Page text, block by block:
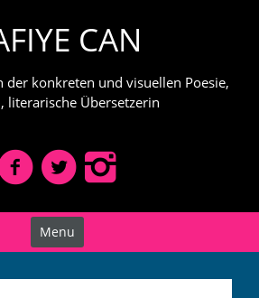
CAN
konkreten und visuellen Poesie,
literarische Übersetzerin
Menu